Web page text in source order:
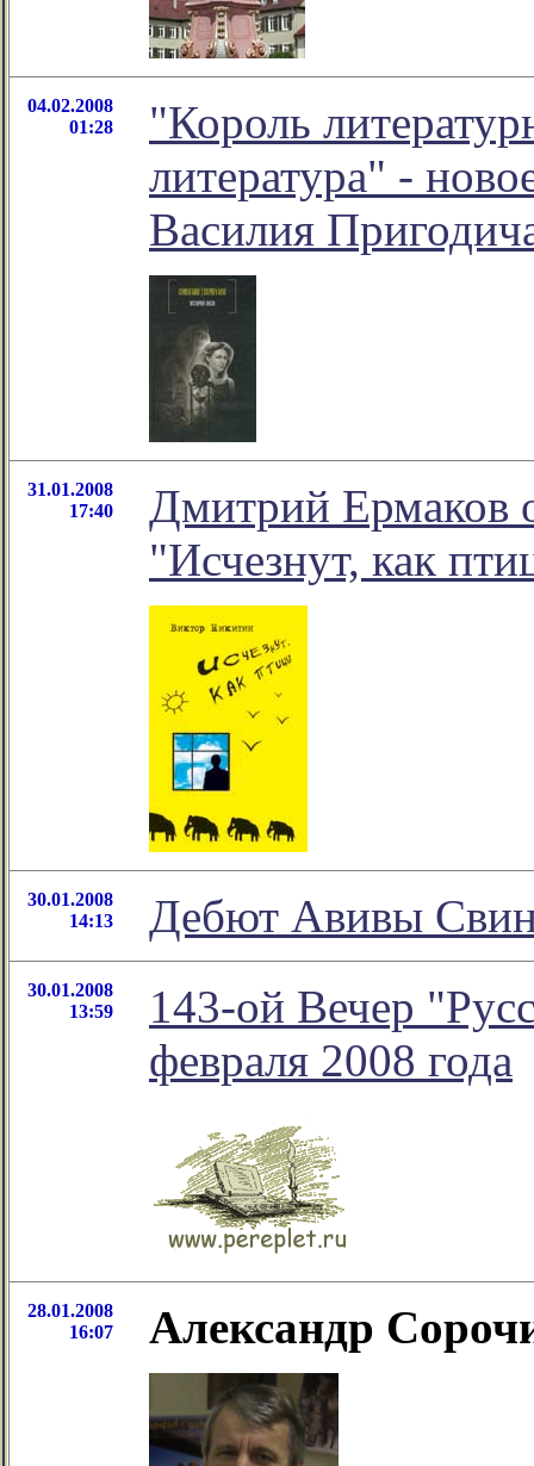
04.02.2008
01:28
"Король
литература" -
Василия
31.01.2008
17:40
Дмитрий Ермаков
"Исчезнут, как
30.01.2008
14:13
Дебют Авивы
30.01.2008
13:59
143-ой Вечер
февраля 2008 года
28.01.2008
16:07
Александр